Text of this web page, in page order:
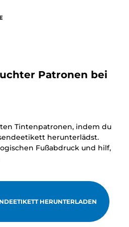
Patronen bei
Tintenpatronen, indem du
herunterlädst.
Fußabdruck und hilf,
HERUNTERLADEN